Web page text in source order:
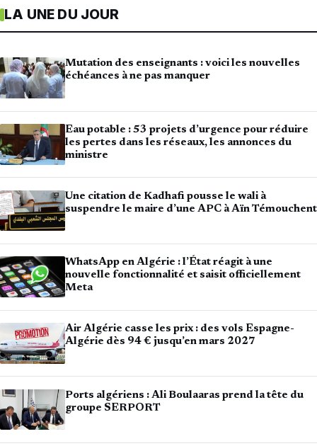
LA UNE DU JOUR
Mutation des enseignants : voici les nouvelles
échéances à ne pas manquer
Eau potable : 53 projets d’urgence pour réduire
les pertes dans les réseaux, les annonces du
ministre
Une citation de Kadhafi pousse le wali à
suspendre le maire d’une APC à Aïn Témouchent
WhatsApp en Algérie : l’État réagit à une
nouvelle fonctionnalité et saisit officiellement
Meta
Air Algérie casse les prix : des vols Espagne-
Algérie dès 94 € jusqu’en mars 2027
Ports algériens : Ali Boulaaras prend la tête du
groupe SERPORT